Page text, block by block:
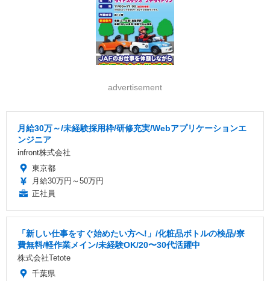
advertisement
月給30万～/未経験採用枠/研修充実/Webアプリケーションエ
ンジニア
infront株式会社
東京都
月給30万円～50万円
正社員
「新しい仕事をすぐ始めたい方へ!」/化粧品ボトルの検品/寮
費無料/軽作業メイン/未経験OK/20〜30代活躍中
株式会社Tetote
千葉県